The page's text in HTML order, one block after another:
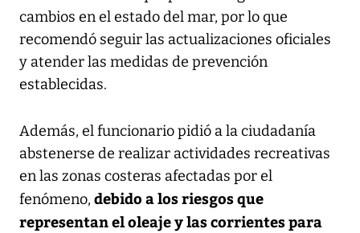
cambios en el estado del mar, por lo que
recomendó seguir las actualizaciones oficiales
y atender las medidas de prevención
establecidas.
Además, el funcionario pidió a la ciudadanía
abstenerse de realizar actividades recreativas
en las zonas costeras afectadas por el
fenómeno, debido a los riesgos que
representan el oleaje y las corrientes para